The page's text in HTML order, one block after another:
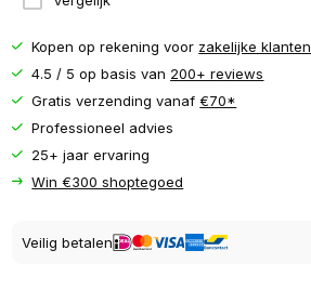
Kopen op rekening voor zakelijke klanten
4.5 / 5 op basis van 200+ reviews
Gratis verzending vanaf€70*
Professioneel advies
25+ jaar ervaring
Win €300 shoptegoed
Veilig betalen